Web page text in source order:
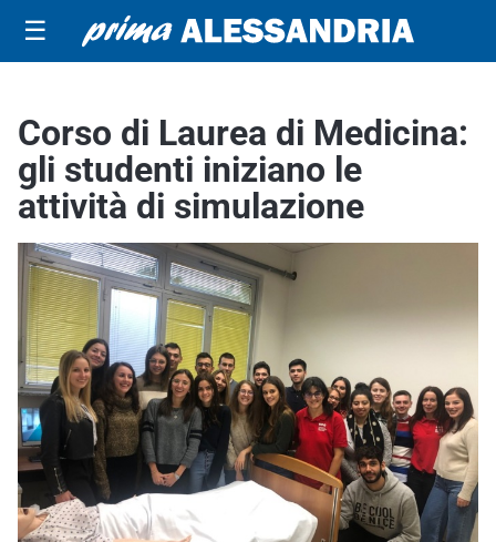
☰
Corso di Laurea di Medicina:
gli studenti iniziano le
attività di simulazione